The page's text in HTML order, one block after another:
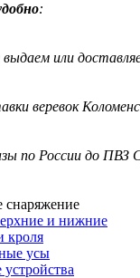
:
выдаем или
веревок
по России до
снаряжение
и нижние
кроля
усы